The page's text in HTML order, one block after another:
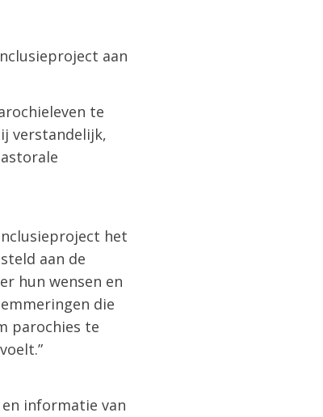
aan
te
verstandelijk,
het
aan de
hun wensen en
die
parochies te
informatie van